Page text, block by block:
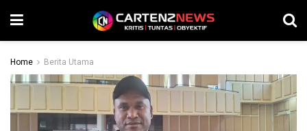
Home Berita Utama